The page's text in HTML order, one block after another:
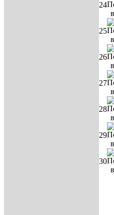
24
25
26
27
28
29
30